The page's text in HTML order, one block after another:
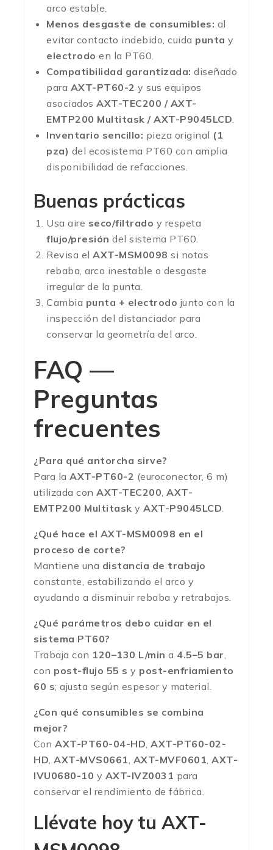
arco estable.
Menos desgaste de consumibles: al
evitar contacto indebido, cuida punta y
electrodo en la PT60.
Compatibilidad garantizada: diseñado
para AXT-PT60-2 y sus equipos
asociados AXT-TEC200 / AXT-
EMTP200 Multitask / AXT-P9045LCD.
Inventario sencillo: pieza original (1
pza) del ecosistema PT60 con amplia
disponibilidad de refacciones.
Buenas prácticas
Usa aire seco/filtrado y respeta
flujo/presión del sistema PT60.
Revisa el AXT-MSM0098 si notas
rebaba, arco inestable o desgaste
irregular de la punta.
Cambia punta + electrodo junto con la
inspección del distanciador para
conservar la geometría del arco.
FAQ —
Preguntas
frecuentes
¿Para qué antorcha sirve?
Para la AXT-PT60-2 (euroconector, 6 m)
utilizada con AXT-TEC200, AXT-
EMTP200 Multitask y AXT-P9045LCD.
¿Qué hace el AXT-MSM0098 en el
proceso de corte?
Mantiene una distancia de trabajo
constante, estabilizando el arco y
ayudando a disminuir rebaba y retrabajos.
¿Qué parámetros debo cuidar en el
sistema PT60?
Trabaja con 120–130 L/min a 4.5–5 bar,
con post-flujo 55 s y post-enfriamiento
60 s; ajusta según espesor y material.
¿Con qué consumibles se combina
mejor?
Con AXT-PT60-04-HD, AXT-PT60-02-
HD, AXT-MVS0661, AXT-MVF0601, AXT-
IVU0680-10 y AXT-IVZ0031 para
conservar el rendimiento de fábrica.
Llévate hoy tu AXT-